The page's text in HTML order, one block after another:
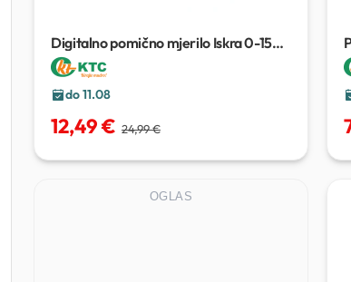
Digitalno pomično mjerilo Iskra0-150
mm
do 11.08
12,49 € 24,99 €
OGLAS